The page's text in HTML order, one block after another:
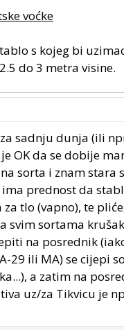
voćke
s kojeg bi
do 3 metra visine.
sadnju dunja (ili
OK da se dobije
sorta i znam stara
prednost da
za tlo (vapno), te
svim sortama
na posrednik
29 ili MA) se cijepi
a zatim na
uz/za Tikvicu je